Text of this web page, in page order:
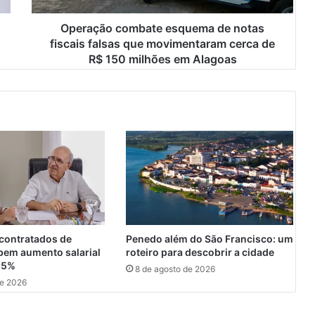
c
a
s
u
e
m
a
d
e
n
a
Operação combate esquema de notas
fiscais falsas que movimentaram cerca de
R$ 150 milhões em Alagoas
de
aumento salarial
2026
Penedo além do São Francisco: um
roteiro para descobrir a cidade
8 de agosto de 2026